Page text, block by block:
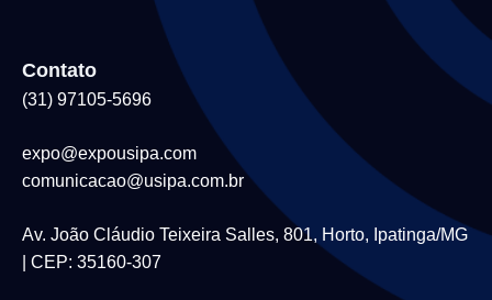
Contato
(31) 97105-5696
expo@expousipa.com
comunicacao@usipa.com.br
Av. João Cláudio Teixeira Salles, 801, Horto, Ipatinga/MG
| CEP: 35160-307